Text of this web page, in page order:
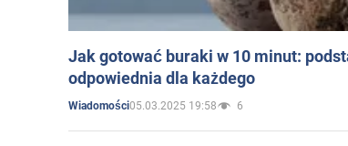
Jak gotować buraki w 10 minut:
odpowiednia dla każdego
Wiadomości05.03.2025 19:58 6